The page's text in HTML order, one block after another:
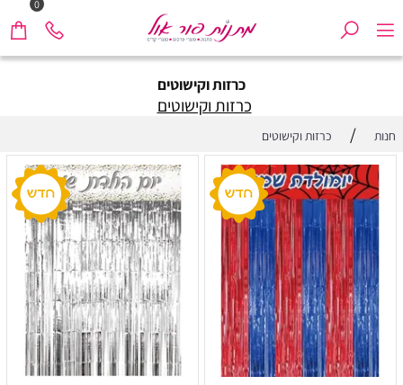
0
כרזות וקישוטים
כרזות וקישוטים
חנות / כרזות וקישוטים